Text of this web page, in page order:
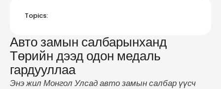
Topics:
Авто замын салбарынханд
Төрийн дээд одон медаль
гардууллаа
Энэ жил Монгол Улсад авто замын салбар үүсч